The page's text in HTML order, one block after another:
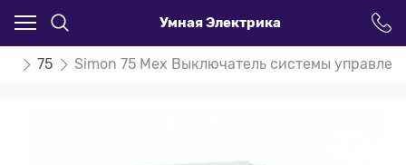
Умная Электрика
75 Simon 75 Мех Выключатель системы